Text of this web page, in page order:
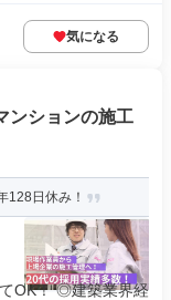
気になる
ンションの施工
128日休み！
OK！ ◎建築業界経